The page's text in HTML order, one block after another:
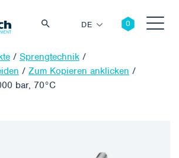
DE
/ Sprengtechnik /
/ Zum Kopieren anklicken /
bar, 70°C